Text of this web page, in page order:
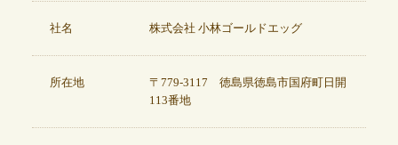
社名 株式会社 小林ゴールドエッグ
所在地
〒779-3117 徳島県徳島市国府町日開
113番地